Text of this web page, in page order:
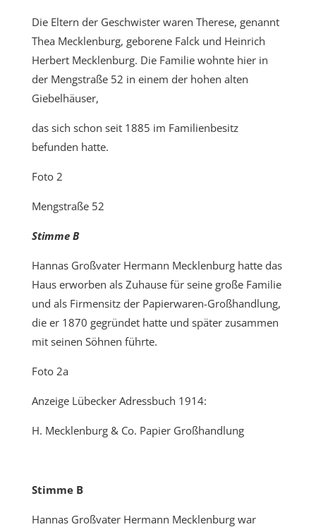
Die Eltern der Geschwister waren Therese, genannt
Thea Mecklenburg, geborene Falck und Heinrich
Herbert Mecklenburg. Die Familie wohnte hier in
der Mengstraße 52 in einem der hohen alten
Giebelhäuser,
das sich schon seit 1885 im Familienbesitz
befunden hatte.
Foto 2
Mengstraße 52
Stimme B
Hannas Großvater Hermann Mecklenburg hatte das
Haus erworben als Zuhause für seine große Familie
und als Firmensitz der Papierwaren-Großhandlung,
die er 1870 gegründet hatte und später zusammen
mit seinen Söhnen führte.
Foto 2a
Anzeige Lübecker Adressbuch 1914:
H. Mecklenburg & Co. Papier Großhandlung
Stimme B
Hannas Großvater Hermann Mecklenburg war